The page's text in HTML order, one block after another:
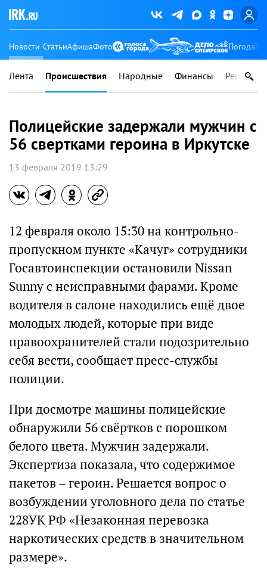
Новости СтатьиАфишаФото Погода
Лента Происшествия Народные Финансы Регионы
Полицейские задержали мужчин с
56 свертками героина в Иркутске
13 февраля 2019 13:29
12 февраля около 15:30 на контрольно-
пропускном пункте «Качуг» сотрудники
Госавтоинспекции остановили Nissan
Sunny с неисправными фарами. Кроме
водителя в салоне находились ещё двое
молодых людей, которые при виде
правоохранителей стали подозрительно
себя вести, сообщает пресс-службы
полиции.
При досмотре машины полицейские
обнаружили 56 свёртков с порошком
белого цвета. Мужчин задержали.
Экспертиза показала, что содержимое
пакетов – героин. Решается вопрос о
возбуждении уголовного дела по статье
228УК РФ «Незаконная перевозка
наркотических средств в значительном
размере».